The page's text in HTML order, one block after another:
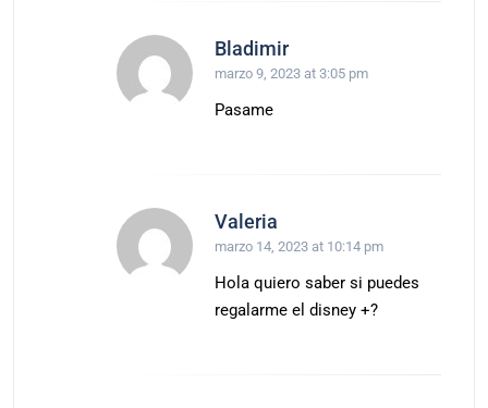
Bladimir
marzo 9, 2023 at 3:05 pm
Pasame
Valeria
marzo 14, 2023 at 10:14 pm
Hola quiero saber si puedes
regalarme el disney +?